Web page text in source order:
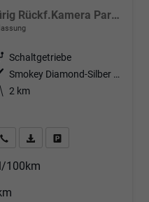
1.0 TSI 95PS Selection 5-türig Rückf.Kamera Parksensoren Sitzheizung Multifunktionslenkrad Klima Skoda-Radio Bluetooth Touchscreen Tempomat Nebelsch. Apple CarPlay + Android Auto
Getriebe Schaltgetriebe
Smokey Diamond-Silber Metallic
Kilometerstand 2 km
Angebot anfordern
Fahrzeugexpose (PDF)
100km